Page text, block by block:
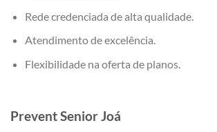
Rede credenciada de alta qualidade.
Atendimento de excelência.
Flexibilidade na oferta de planos.
Prevent SeniorJoá